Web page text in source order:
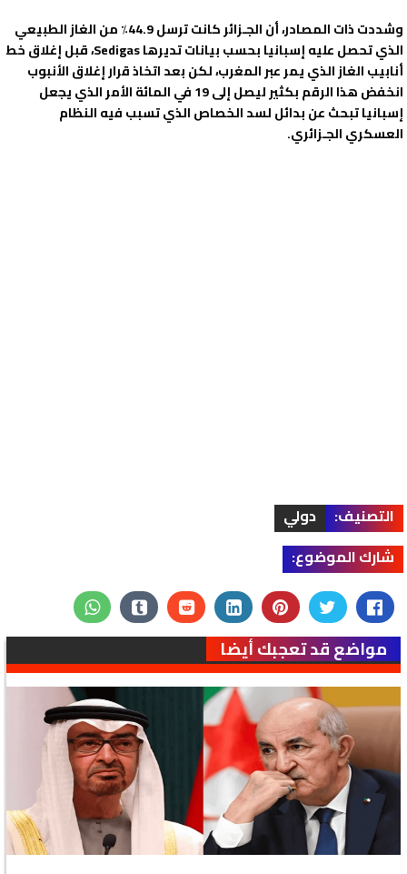
وشددت ذات المصادر، أن الجـزائر كانت ترسل 44.9٪ من الغاز الطبيعي
الذي تحصل عليه إسبانيا بحسب بيانات تديرها Sedigas، قبل إغلاق خط
أنابيب الغاز الذي يمر عبر المغرب، لكن بعد اتخاذ قرار إغلاق الأنبوب
انخفض هذا الرقم بكثير ليصل إلى 19 في المائة الأمر الذي يجعل
إسبانيا تبحث عن بدائل لسد الخصاص الذي تسبب فيه النظام
العسكري الجـزائري.
التصنيف:
دولي
شارك الموضوع:
مواضع قد تعجبك أيضا